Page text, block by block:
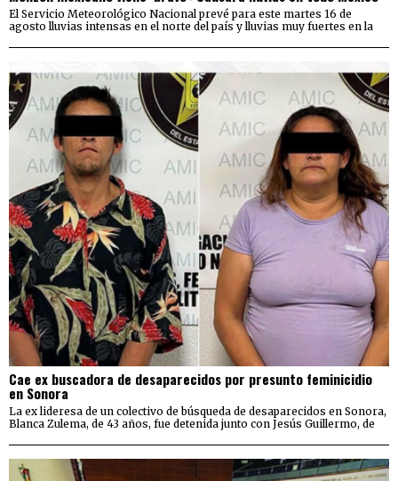
El Servicio Meteorológico Nacional prevé para este martes 16 de
agosto lluvias intensas en el norte del país y lluvias muy fuertes en la
Cae ex buscadora de desaparecidos por presunto feminicidio
en Sonora
La ex lideresa de un colectivo de búsqueda de desaparecidos en Sonora,
Blanca Zulema, de 43 años, fue detenida junto con Jesús Guillermo, de